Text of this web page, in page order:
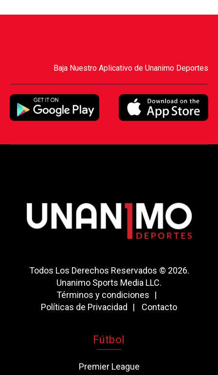
Baja Nuestro Aplicativo de Unanimo Deportes
Todos Los Derechos Reservados © 2026.
Unanimo Sports Media LLC.
Términos y condiciones
Políticas de Privacidad
Contacto
Fútbol
Premier League